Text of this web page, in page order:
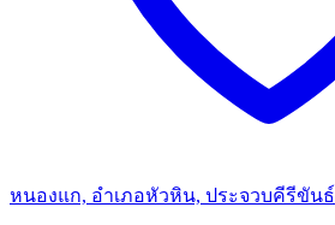
หนองแก, อำเภอหัวหิน, ประจวบคีรีขันธ์